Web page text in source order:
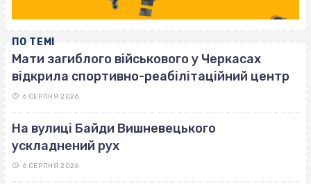
ПО ТЕМІ
Мати загиблого військового у Черкасах
відкрила спортивно-реабілітаційний центр
6 СЕРПНЯ 2026
На вулиці Байди Вишневецького
ускладнений рух
6 СЕРПНЯ 2026